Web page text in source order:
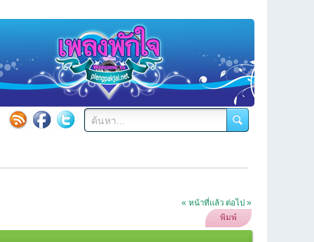
« หน้าที่แล้ว ต่อไป »
พิมพ์